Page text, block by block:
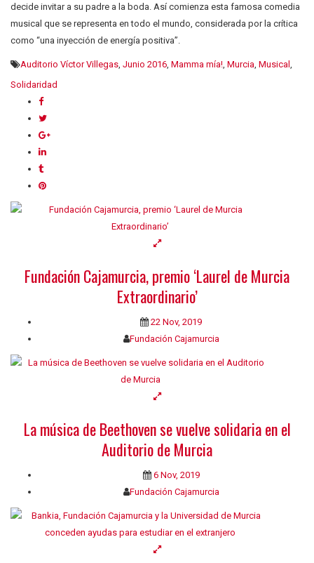
decide invitar a su padre a la boda. Así comienza esta famosa comedia
musical que se representa en todo el mundo, considerada por la crítica
como “una inyección de energía positiva”.
Auditorio Víctor Villegas Junio 2016 Mamma mía! Murcia Musical
Solidaridad
Fundación Cajamurcia, premio ‘Laurel de Murcia
Extraordinario’
22 Nov, 2019
Fundación Cajamurcia
La música de Beethoven se vuelve solidaria en el
Auditorio de Murcia
6 Nov, 2019
Fundación Cajamurcia